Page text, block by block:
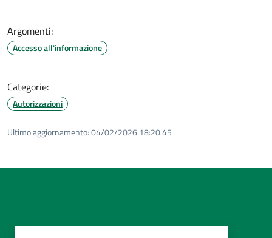
Argomenti:
Accesso all'informazione
Categorie:
Autorizzazioni
Ultimo aggiornamento:04/02/2026 18:20.45